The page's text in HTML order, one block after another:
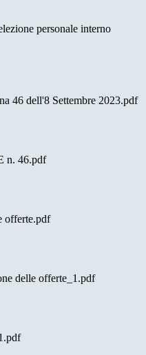
personale interno
46 dell'8 Settembre 2023.pdf
n. 46.pdf
offerte.pdf
delle offerte_1.pdf